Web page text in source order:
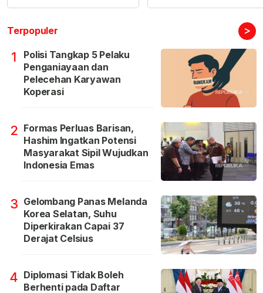
Terpopuler >
1
Polisi Tangkap 5 Pelaku
Penganiayaan dan
Pelecehan Karyawan
Koperasi
2 Formas Perluas Barisan,
Hashim Ingatkan Potensi
Masyarakat Sipil Wujudkan
Indonesia Emas
3 Gelombang Panas Melanda
Korea Selatan, Suhu
Diperkirakan Capai 37
Derajat Celsius
4 Diplomasi Tidak Boleh
Berhenti pada Daftar